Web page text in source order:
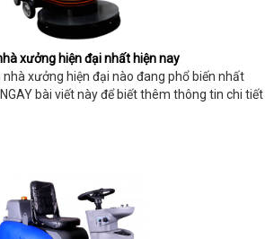
xưởng hiện đại nhất hiện nay
xưởng hiện đại nào đang phổ biến nhất
NGAY bài viết này để biết thêm thông tin chi tiết